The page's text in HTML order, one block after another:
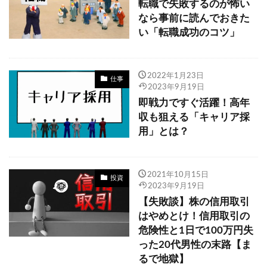
転職で失敗するのが怖い
なら事前に読んでおきた
い「転職成功のコツ」
仕事
2022年1月23日
2023年9月19日
即戦力ですぐ活躍！高年
収も狙える「キャリア採
用」とは？
投資
2021年10月15日
2023年9月19日
【失敗談】株の信用取引
はやめとけ！信用取引の
危険性と1日で100万円失
った20代男性の末路【ま
るで地獄】